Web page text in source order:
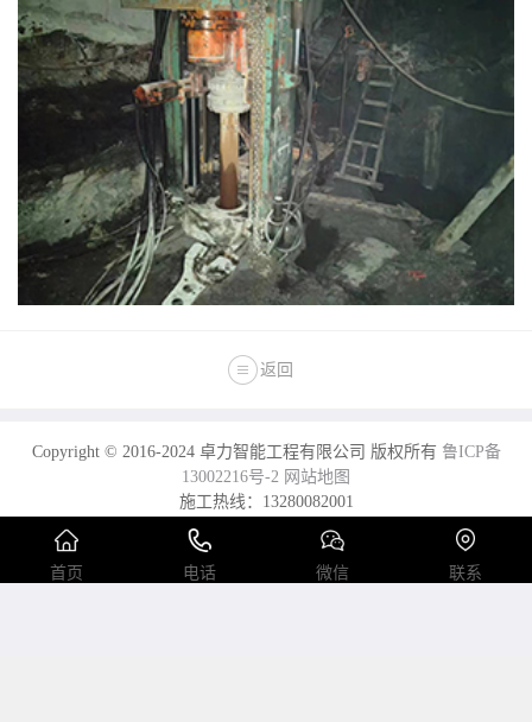
返回
Copyright © 2016-2024 卓力智能工程有限公司 版权所有 鲁ICP备
13002216号-2 网站地图
施工热线：13280082001
电话：0537-7970778 2558089 传真：0537-2208001
首页 电话 微信 联系